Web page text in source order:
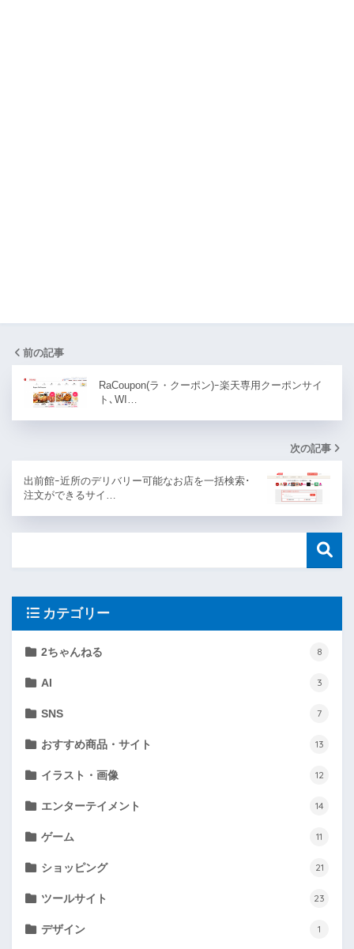
前の記事
RaCoupon(ラ・クーポン)ｰ楽天専用クーポンサイ
ト､WI…
次の記事
出前館ｰ近所のデリバリー可能なお店を一括検索･
注文ができるサイ…
カテゴリー
2ちゃんねる 8
AI 3
SNS 7
おすすめ商品・サイト 13
イラスト・画像 12
エンターテイメント 14
ゲーム 11
ショッピング 21
ツールサイト 23
デザイン 1